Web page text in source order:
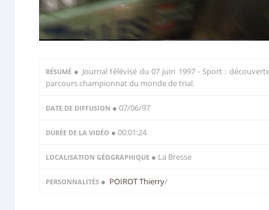
RÉSUMÉ ● Journal télévisé du 07 juin 1997 - Sport :
parcours championnat du monde de trial.
DATE DE DIFFUSION ● 07/06/97
DURÉE DE LA VIDÉO ● 00:01:24
LOCALISATION GÉOGRAPHIQUE ● La Bresse
PERSONNALITÉS ● POIROT Thierry/